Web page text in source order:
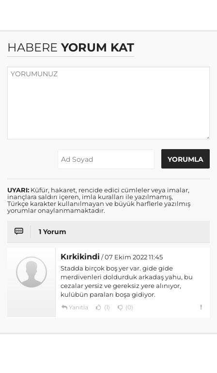
HABERE YORUM KAT
UYARI: Küfür, hakaret, rencide edici cümleler veya imalar,
inançlara saldırı içeren, imla kuralları ile yazılmamış,
Türkçe karakter kullanılmayan ve büyük harflerle yazılmış
yorumlar onaylanmamaktadır.
1 Yorum
Kırkikindi / 07 Ekim 2022 11:45
Stadda birçok boş yer var. gide gide
merdivenleri doldurduk arkadaş yahu, bu
cezalar yersiz ve gereksiz yere alınıyor,
kulübün paraları boşa gidiyor.
Yanıtla (1) (0)